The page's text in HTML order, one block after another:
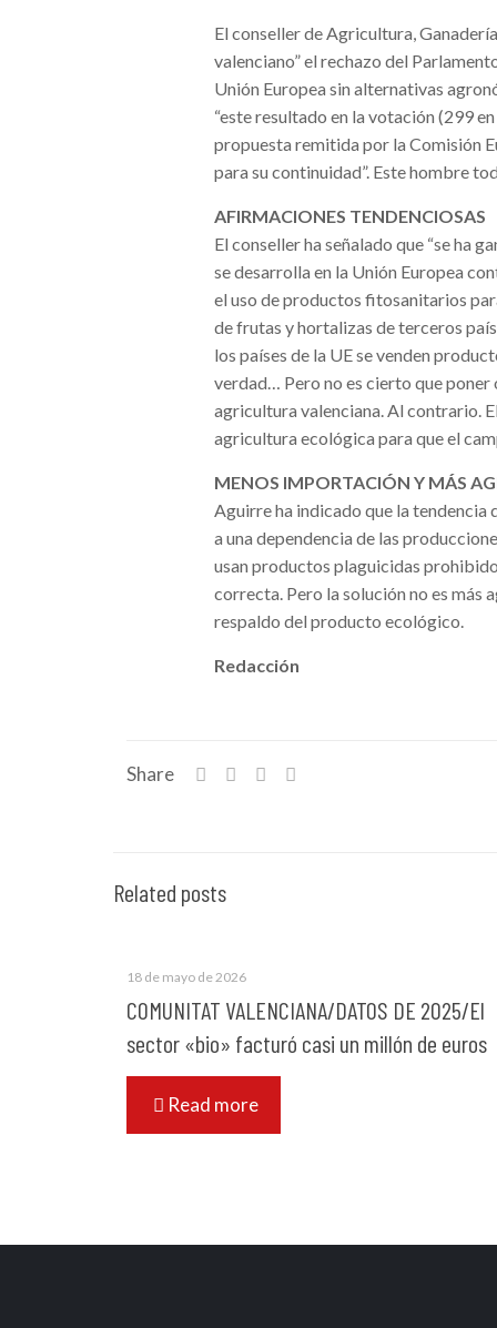
El conseller de Agricultura,
valenciano” el rechazo del
Unión Europea sin alternativas
“este resultado en la votación (299
propuesta remitida por la Comisión
para su continuidad”. Este hombre
AFIRMACIONES TENDENCIOSAS
El conseller ha señalado que “se ha
se desarrolla en la Unión Europea
el uso de productos fitosanitarios
de frutas y hortalizas de terceros
los países de la UE se venden
verdad… Pero no es cierto que
agricultura valenciana. Al contrario.
agricultura ecológica para que el
MENOS IMPORTACIÓN Y MÁS
Aguirre ha indicado que la tendencia
a una dependencia de las
usan productos plaguicidas
correcta. Pero la solución no es más
respaldo del producto ecológico.
Redacción
Share
Related posts
18 de mayo de 2026
COMUNITAT VALENCIANA/DATOS DE 2025/El
sector «bio» facturó casi un millón de euros
Read more